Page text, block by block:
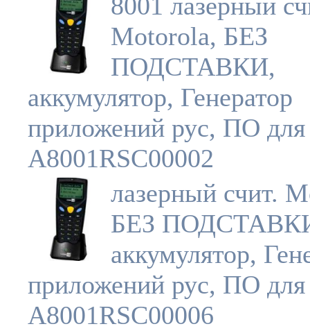
8001 лазерный
Motorola, БЕЗ
ПОДСТАВКИ,
аккумулятор, Генератор
приложений рус, ПО
A8001RSC00002
лазерный счит.
БЕЗ
аккумулятор,
приложений рус, ПО
A8001RSC00006